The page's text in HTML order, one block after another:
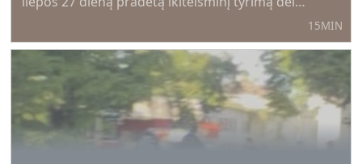
pasienio rinktinės Kapčiamiesčio pasienio užkardos
veikimo teritorijoje, pranešė Generalinė
prokuratūra.
15MIN